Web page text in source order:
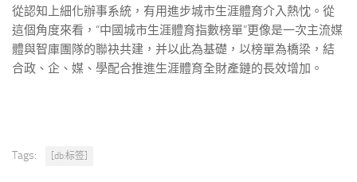
從認知上細化辦事系統，有用進步城市生涯體育介入熱忱。從
這個角度來看，“中國城市生涯體育指數榜單”更像是一次主流媒
體與智庫團隊的聯袂共建，并以此為基礎，以榜單為橋梁，結
合政、企、媒、學配合推進生涯體育全財產鏈的長效增加。
Tags: [db:标签]